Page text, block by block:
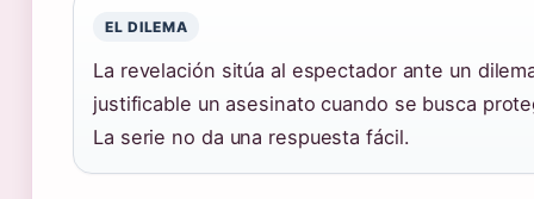
EL DILEMA
La revelación sitúa al espectador ante un
justificable un asesinato cuando se busca
La serie no da una respuesta fácil.